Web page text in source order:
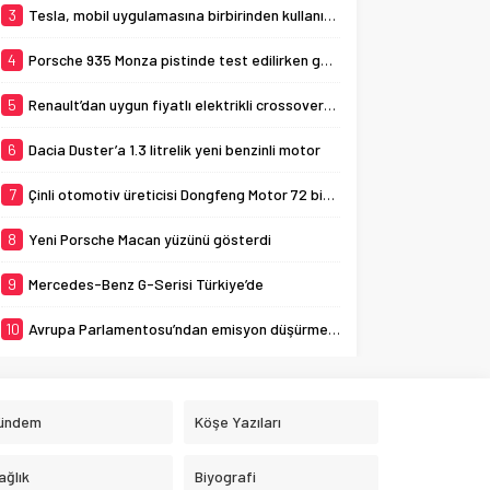
3 Tesla, mobil uygulamasına birbirinden kullanışlı 3 yeni özellik ekledi
4 Porsche 935 Monza pistinde test edilirken görüldü
5 Renault’dan uygun fiyatlı elektrikli crossover: Renault K-ZE
6 Dacia Duster’a 1.3 litrelik yeni benzinli motor
7 Çinli otomotiv üreticisi Dongfeng Motor 72 bin aracı geri çağırıyor
8 Yeni Porsche Macan yüzünü gösterdi
9 Mercedes-Benz G-Serisi Türkiye’de
10 Avrupa Parlamentosu’ndan emisyon düşürme adımı
Köşe Yazıları
Biyografi